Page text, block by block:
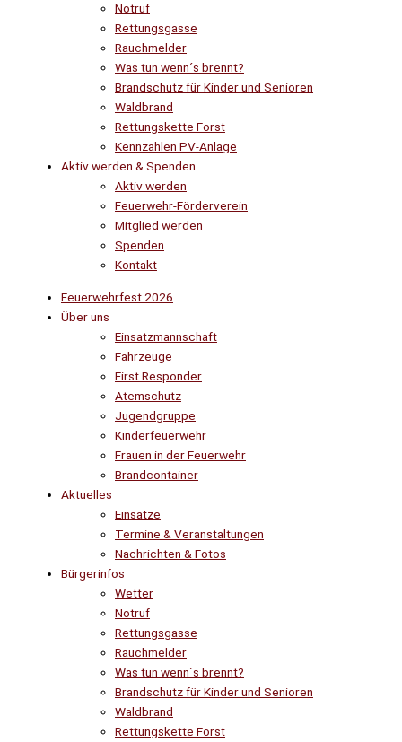
Notruf
Rettungsgasse
Rauchmelder
Was tun wenn´s brennt?
Brandschutz für Kinder und Senioren
Waldbrand
Rettungskette Forst
Kennzahlen PV-Anlage
Aktiv werden & Spenden
Aktiv werden
Feuerwehr-Förderverein
Mitglied werden
Spenden
Kontakt
Feuerwehrfest 2026
Über uns
Einsatzmannschaft
Fahrzeuge
First Responder
Atemschutz
Jugendgruppe
Kinderfeuerwehr
Frauen in der Feuerwehr
Brandcontainer
Aktuelles
Einsätze
Termine & Veranstaltungen
Nachrichten & Fotos
Bürgerinfos
Wetter
Notruf
Rettungsgasse
Rauchmelder
Was tun wenn´s brennt?
Brandschutz für Kinder und Senioren
Waldbrand
Rettungskette Forst